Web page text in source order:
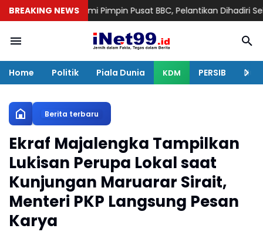
BREAKING NEWS
Bagus Resmi Pimpin Pusat BBC, Pelantikan Dihadiri Sekitar 90
Home Politik Piala Dunia KDM PERSIB
Berita terbaru
Ekraf Majalengka Tampilkan
Lukisan Perupa Lokal saat
Kunjungan Maruarar Sirait,
Menteri PKP Langsung Pesan
Karya